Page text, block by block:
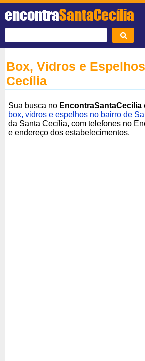
encontraSantaCecília
Box, Vidros e
Cecília
Sua busca no EncontraSantaCecília
box, vidros e espelhos no bairro de
da Santa Cecília, com telefones no
e endereço dos estabelecimentos.